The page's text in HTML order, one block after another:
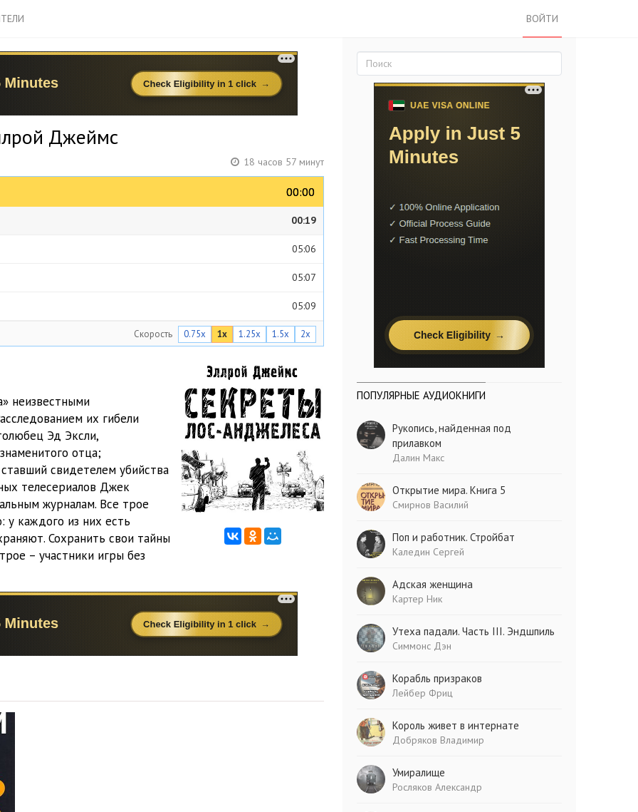
ВОЙТИ
Джеймс
18 часов 57 минут
00:00
00:00
00:19
05:06
05:07
05:09
05:46
05:07
05:10
05:06
05:10
05:02
05:20
05:06
Скорость 0.75x 1x 1.25x 1.5x 2x
неизвестными
их гибели
Эд Эксли,
отца;
свидетелем убийства
телесериалов Джек
журналам. Все трое
у каждого из них есть
Сохранить свои тайны
– участники игры без
ПОПУЛЯРНЫЕ АУДИОКНИГИ
Рукопись, найденная под
прилавком
Далин Макс
Открытие мира. Книга 5
Смирнов Василий
Поп и работник. Стройбат
Каледин Сергей
Адская женщина
Картер Ник
Утеха падали. Часть III. Эндшпиль
Симмонс Дэн
Корабль призраков
Лейбер Фриц
Король живет в интернате
Добряков Владимир
Умиралище
Росляков Александр